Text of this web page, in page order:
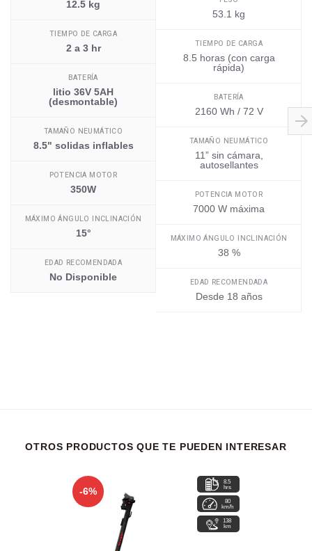
12.5 kg
TIEMPO DE CARGA
2 a 3 hr
BATERÍA
litio 36V 5AH
(desmontable)
TAMAÑO NEUMÁTICO
8.5" solidas inflables
POTENCIA MOTOR
350W
MÁXIMO ÁNGULO INCLINACIÓN
15°
EDAD RECOMENDADA
No Disponible
53.1 kg
TIEMPO DE CARGA
8.5 horas (con carga
rápida)
BATERÍA
2160 Wh / 72 V
TAMAÑO NEUMÁTICO
11” sin cámara,
autosellantes
POTENCIA MOTOR
7000 W máxima
MÁXIMO ÁNGULO INCLINACIÓN
38 %
EDAD RECOMENDADA
Desde 18 años
OTROS PRODUCTOS QUE TE PUEDEN INTERESAR
-6%
8.5
hrs
80
km/h
138
km